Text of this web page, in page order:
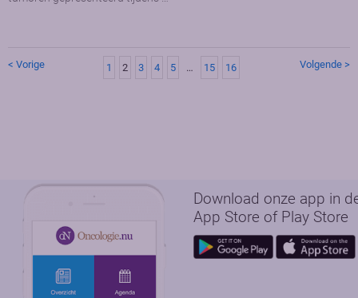
< Vorige 1 2 3 4 5 … 15 16 Volgende >
Download onze app in
App Store of Play Store